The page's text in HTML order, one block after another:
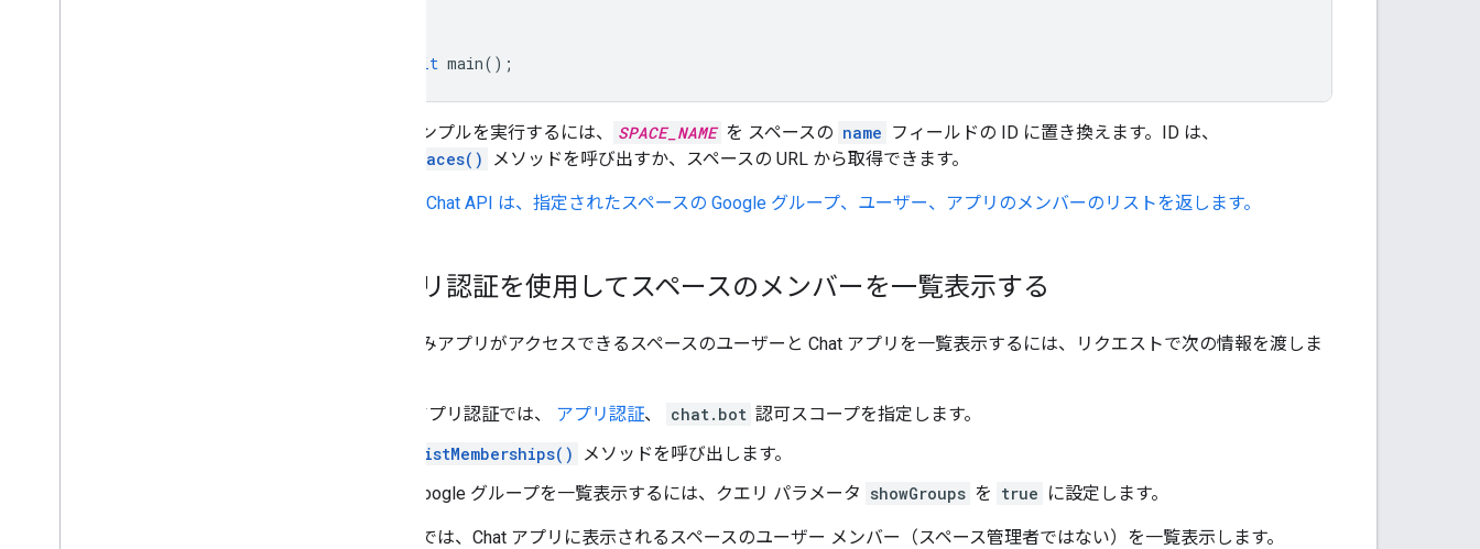
await main();
このサンプルを実行するには、 SPACE_NAME を スペースの name フィールドの ID に置き換えます。ID は、
ListSpaces()
メソッドを呼び出すか、スペースの URL から取得できます。
Google Chat API は、指定されたスペースの Google グループ、ユーザー、アプリのメンバーのリストを返します。
アプリ認証を使用してスペースのメンバーを一覧表示する
認証済みアプリがアクセスできるスペースのユーザーと Chat アプリを一覧表示するには、リクエストで次の情報を渡しま
アプリ認証では、 アプリ認証、 chat.bot 認可スコープを指定します。
ListMemberships()
メソッドを呼び出します。
Google グループを一覧表示するには、クエリ パラメータ showGroups を true に設定します。
次の例では、Chat アプリに表示されるスペースのユーザー メンバー（スペース管理者ではない）を一覧表示します。